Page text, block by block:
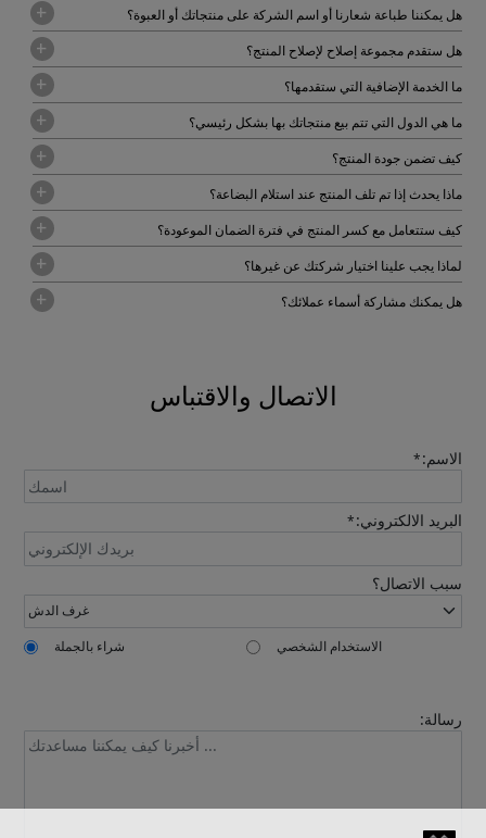
هل يمكننا طباعة شعارنا أو اسم الشركة على منتجاتك أو العبوة؟
هل ستقدم مجموعة إصلاح لإصلاح المنتج؟
ما الخدمة الإضافية التي ستقدمها؟
ما هي الدول التي تتم بيع منتجاتك بها بشكل رئيسي؟
كيف تضمن جودة المنتج؟
ماذا يحدث إذا تم تلف المنتج عند استلام البضاعة؟
كيف ستتعامل مع كسر المنتج في فترة الضمان الموعودة؟
لماذا يجب علينا اختيار شركتك عن غيرها؟
هل يمكنك مشاركة أسماء عملائك؟
الاتصال والاقتباس
الاسم:*
البريد الالكتروني:*
سبب الاتصال؟
شراء بالجملة الاستخدام الشخصي
رسالة: